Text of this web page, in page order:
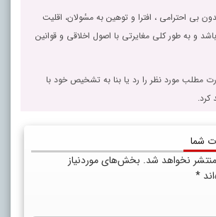
بی احترامی ، افترا و توهین به مسٔولان، اقلیت
و به طور کلی مغایرتی با اصول اخلاقی و قوانین
مطلب مورد نظر را رد یا بنا به تشخیص خود با
کرد.
شما
نخواهد شد. بخش‌های موردنیاز
*